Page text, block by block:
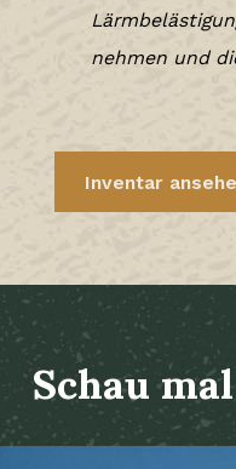
nehmen und
Inventar
Schau mal